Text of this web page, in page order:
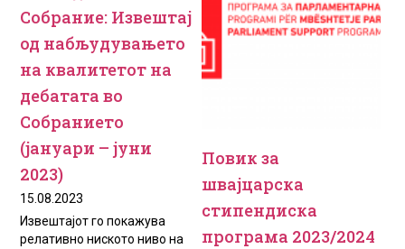
Собрание: Извештај
од набљудувањето
на квалитетот на
дебатата во
Собранието
(јануари – јуни
2023)
15.08.2023
Извештајот го покажува
релативно ниското ниво на
Повик за
швајцарска
стипендиска
програма 2023/2024